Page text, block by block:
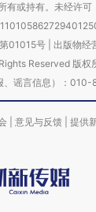
或持有。未经许
01015号| 出版物经
Reserved 版权
、谣言信息）：
意见与反馈 提供